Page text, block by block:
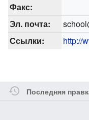
Факс:
Эл. почта:
Ссылки:
http://
Последняя